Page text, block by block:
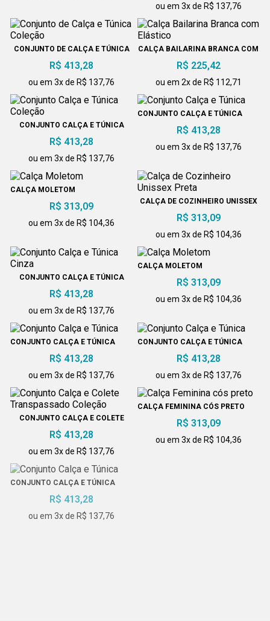
ou em 3x de R$ 137,76
CONJUNTO DE CALÇA E TÚNICA
R$ 413,28
ou em 3x de R$ 137,76
CALÇA BAILARINA BRANCA COM
R$ 225,42
ou em 2x de R$ 112,71
CONJUNTO CALÇA E TÚNICA
R$ 413,28
ou em 3x de R$ 137,76
CONJUNTO CALÇA E TÚNICA
R$ 413,28
ou em 3x de R$ 137,76
CALÇA MOLETOM
R$ 313,09
ou em 3x de R$ 104,36
CALÇA DE COZINHEIRO UNISSEX
R$ 313,09
ou em 3x de R$ 104,36
CONJUNTO CALÇA E TÚNICA
R$ 413,28
ou em 3x de R$ 137,76
CALÇA MOLETOM
R$ 313,09
ou em 3x de R$ 104,36
CONJUNTO CALÇA E TÚNICA
R$ 413,28
ou em 3x de R$ 137,76
CONJUNTO CALÇA E TÚNICA
R$ 413,28
ou em 3x de R$ 137,76
CONJUNTO CALÇA E COLETE
R$ 413,28
ou em 3x de R$ 137,76
CALÇA FEMININA CÓS PRETO
R$ 313,09
ou em 3x de R$ 104,36
CONJUNTO CALÇA E TÚNICA
R$ 413,28
ou em 3x de R$ 137,76